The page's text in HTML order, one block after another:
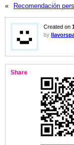
« Recomendación
Created on
by
Share